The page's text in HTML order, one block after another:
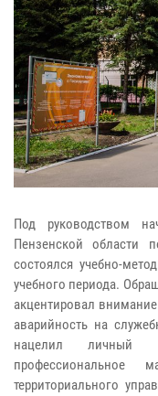
Под руководством
Пензенской области
состоялся учебно-
учебного периода.
акцентировал
аварийность на
нацелил личный
профессиональное
территориального